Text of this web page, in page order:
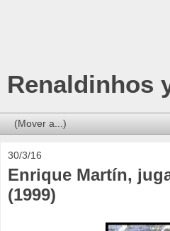
Renaldinhos
30/3/16
Enrique Martín,
(1999)